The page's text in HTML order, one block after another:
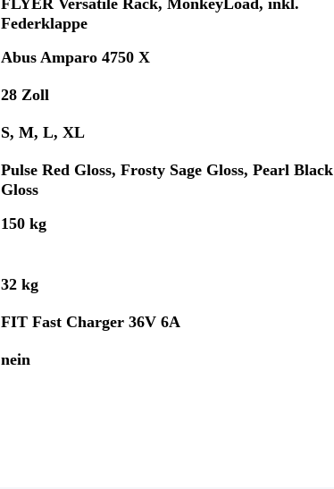
FLYER Versatile Rack, MonkeyLoad, inkl.
Federklappe
Abus Amparo 4750 X
28 Zoll
S, M, L, XL
Pulse Red Gloss, Frosty Sage Gloss, Pearl Black
Gloss
150 kg
32 kg
FIT Fast Charger 36V 6A
nein